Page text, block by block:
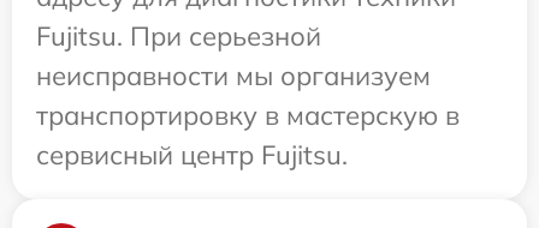
Fujitsu. При серьезной
неисправности мы организуем
транспортировку в мастерскую в
сервисный центр Fujitsu.